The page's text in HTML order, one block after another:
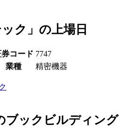
ク」の上場日
券コード 7747
業種 精密機器
ブックビルディング